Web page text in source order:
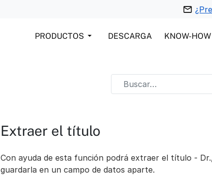
PRODUCTOS DESCARGA KNOW-HOW
Extraer el título
Con ayuda de esta función podrá extraer el título -
guardarla en un campo de datos aparte.